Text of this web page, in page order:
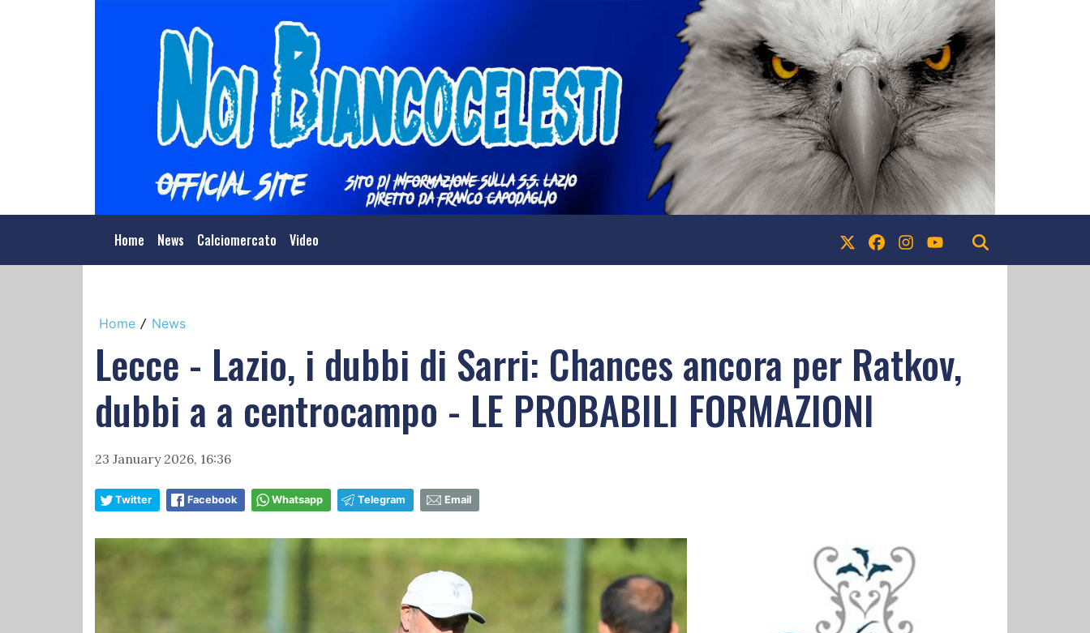
Home News Calciomercato Video
Home / News
Lecce - Lazio, i dubbi di Sarri: Chances ancora per Ratkov,
dubbi a a centrocampo - LE PROBABILI FORMAZIONI
23 January 2026, 16:36
Twitter Facebook Whatsapp Telegram Email